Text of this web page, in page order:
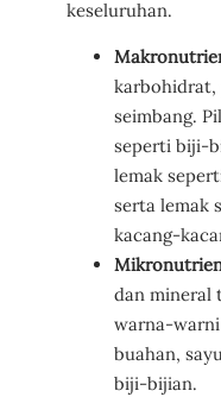
keseluruhan.
karbohidrat,
seimbang.
seperti biji-
lemak
serta lemak
kacang-
dan mineral
warna-
buahan,
biji-bijian.